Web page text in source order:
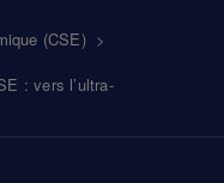
(CSE)>
: vers l’ultra-